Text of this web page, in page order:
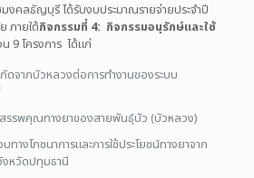
งคลธัญบุรี ได้รับงบประมาณรายจ่ายประจำปี
ภายใต้กิจกรรมที่ 4: กิจกรรมอนุรักษ์และใช้
9 โครงการ ได้แก่
จากบัวหลวงต่อการทำงานของระบบ
รรพคุณทางยาของสายพันธุ์บัว (บัวหลวง)
างโภชนาการและการใช้ประโยชน์ทางยาจาก
หวัดปทุมธานี